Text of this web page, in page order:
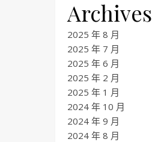
Archives
2025 年 8 月
2025 年 7 月
2025 年 6 月
2025 年 2 月
2025 年 1 月
2024 年 10 月
2024 年 9 月
2024 年 8 月